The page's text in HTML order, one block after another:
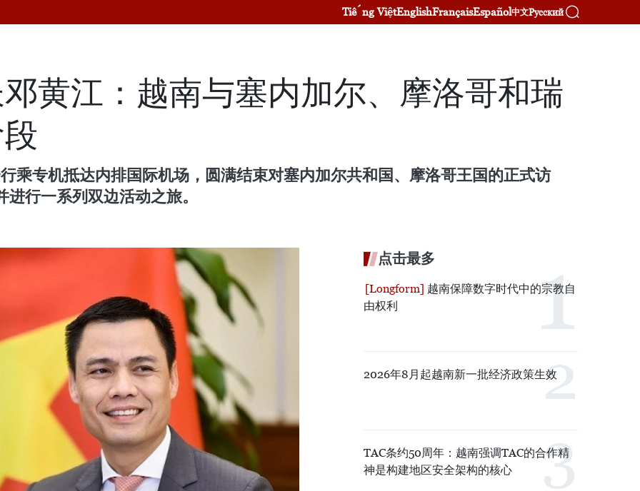
Tiếng ViệtEnglishFrançaisEspañol中文Русский
黄江：越南与塞内加尔、摩洛哥和瑞
乘专机抵达内排国际机场，圆满结束对塞内加尔共和国、摩洛哥王国的正式访
行一系列双边活动之旅。
点击最多
越南保障数字时代中的宗教自
由权利
2026年8月起越南新一批经济政策生效
TAC条约50周年：越南强调TAC的合作精
神是构建地区安全架构的核心